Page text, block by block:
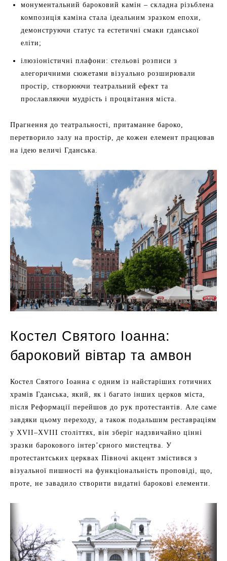
монументальний бароковий камін – складна різьблена
композиція каміна стала ідеальним зразком епохи,
демонструючи статус та естетичні смаки гданської
еліти;
ілюзіоністичні плафони: стельові розписи з
алегоричними сюжетами візуально розширювали
простір, створюючи театральний ефект та
прославляючи мудрість і процвітання міста.
Прагнення до театральності, притаманне бароко,
перетворило залу на простір, де кожен елемент працював
на ідею величі Гданська.
Костел Святого Іоанна:
бароковий вівтар та амвон
Костел Святого Іоанна є одним із найстаріших готичних
храмів Гданська, який, як і багато інших церков міста,
після Реформації перейшов до рук протестантів. Але саме
завдяки цьому переходу, а також подальшим реставраціям
у XVII–XVIII століттях, він зберіг надзвичайно цінні
зразки барокового інтер’єрного мистецтва. У
протестантських церквах Півночі акцент змістився з
візуальної пишності на функціональність проповіді, що,
проте, не завадило створити видатні барокові елементи.